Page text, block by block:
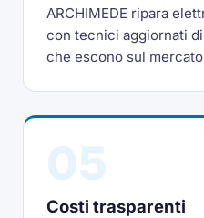
ARCHIMEDE ripara
con tecnici aggiornati
che escono sul
Costi trasparenti